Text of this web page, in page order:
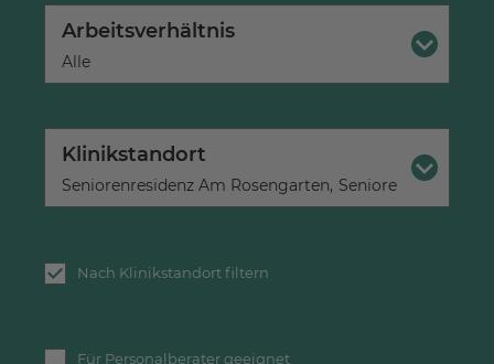
Arbeitsverhältnis
×
Alle
Klinikstandort
×
Seniorenresidenz Am Rosengarten ×
Seniorenresidenz
Nach Klinikstandort filtern
Für Personalberater geeignet